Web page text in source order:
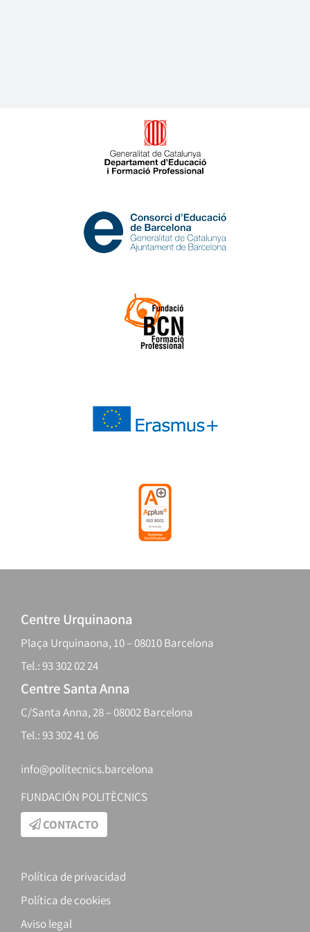
Centre Urquinaona
Plaça Urquinaona, 10 – 08010 Barcelona
Tel.: 93 302 02 24
Centre Santa Anna
C/Santa Anna, 28 – 08002 Barcelona
Tel.: 93 302 41 06
info@politecnics.barcelona
FUNDACIÓN POLITÈCNICS
CONTACTO
Política de privacidad
Política de cookies
Aviso legal